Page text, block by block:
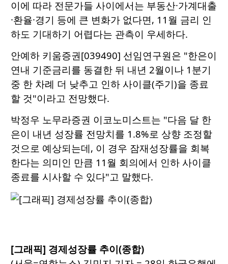
이에 따라 전문가들 사이에서는 부동산·가계대출
·환율·경기 등에 큰 변화가 없다면, 11월 금리 인
하도 기대하기 어렵다는 관측이 우세하다.
안예하 키움증권[039490] 선임연구원은 "한은이
연내 기준금리를 동결한 뒤 내년 2월이나 1분기
중 한 차례 더 낮추고 인하 사이클(주기)을 종료
할 것"이라고 전망했다.
박정우 노무라증권 이코노미스트는 "다음 달 한
은이 내년 성장률 전망치를 1.8%로 상향 조정할
것으로 예상되는데, 이 경우 잠재성장률을 회복
한다는 의미인 만큼 11월 회의에서 인하 사이클
종료를 시사할 수 있다"고 말했다.
[그래픽] 경제성장률 추이(종합)